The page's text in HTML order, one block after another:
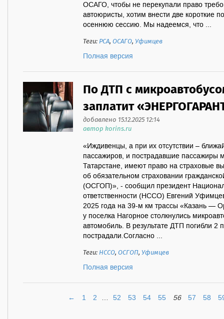
ОСАГО, чтобы не перекупали право
автоюристы, хотим внести две короткие
осеннюю сессию. Мы надеемся, что ...
Теги:РСА,ОСАГО, Уфимцев
Полная версия
По ДТП с
заплатит
добавлено 15.12.2025 12:14
автор korins.ru
«Иждивенцы, а при их отсутствии –
пассажиров, и пострадавшие пассажиры
Татарстане, имеют право на страховые
об обязательном страховании
(ОСГОП)», - сообщил президент
ответственности (НССО) Евгений
2025 года на 39-м км трассы «Казань —
у поселка Нагорное столкнулись
автомобиль. В результате ДТП погибли 2
пострадали.Согласно ...
Теги:НССО,ОСГОП, Уфимцев
Полная версия
← 1 2 … 52 53 54 55 56 57 58